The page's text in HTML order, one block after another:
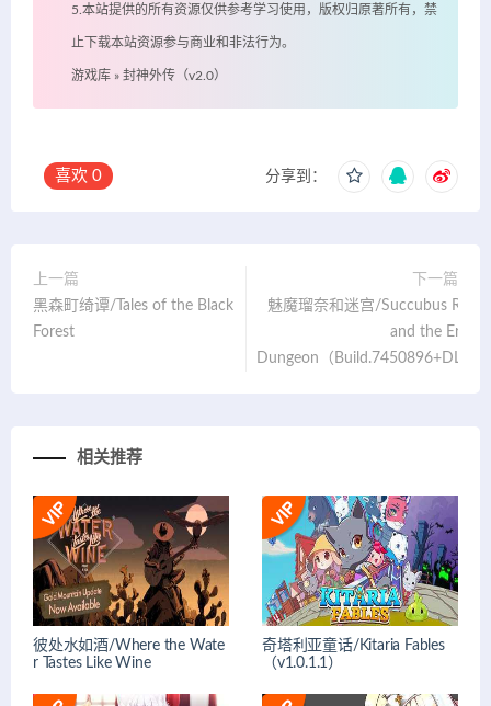
5.本站提供的所有资源仅供参考学习使用，版权归原著所有，禁
止下载本站资源参与商业和非法行为。
游戏库 » 封神外传（v2.0）
喜欢 0 分享到：
上一篇
黑森町绮谭/Tales of the Black
Forest
下一篇
魅魔瑠奈和迷宫/Succubus Runa
and the Erotic
Dungeon（Build.7450896+DLC）
相关推荐
彼处水如酒/Where the Wate
r Tastes Like Wine
奇塔利亚童话/Kitaria Fables
（v1.0.1.1）